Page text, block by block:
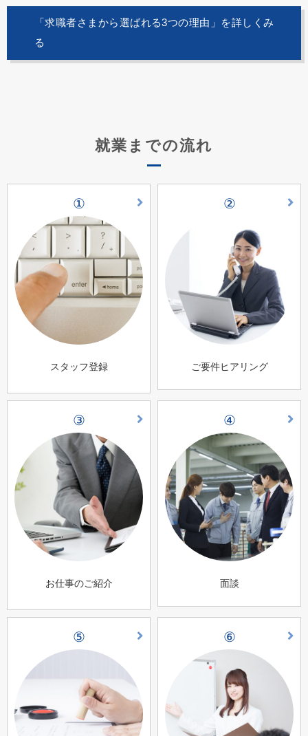
「求職者さまから選ばれる3つの理由」を詳しくみ
る
就業までの流れ
①
スタッフ登録
②
ご要件ヒアリング
③
お仕事のご紹介
④
面談
⑤ ⑥